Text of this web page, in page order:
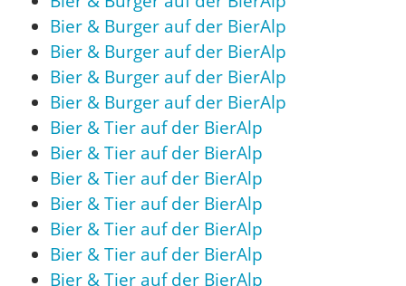
Bier & Burger auf der BierAlp
Bier & Burger auf der BierAlp
Bier & Burger auf der BierAlp
Bier & Burger auf der BierAlp
Bier & Tier auf der BierAlp
Bier & Tier auf der BierAlp
Bier & Tier auf der BierAlp
Bier & Tier auf der BierAlp
Bier & Tier auf der BierAlp
Bier & Tier auf der BierAlp
Bier & Tier auf der BierAlp